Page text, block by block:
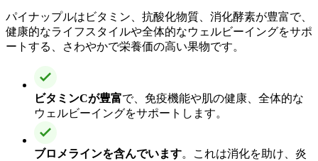
パイナップルはビタミン、抗酸化物質、消化酵素が豊富で、
健康的なライフスタイルや全体的なウェルビーイングをサポ
ートする、さわやかで栄養価の高い果物です。
ビタミンCが豊富で、免疫機能や肌の健康、全体的な
ウェルビーイングをサポートします。
ブロメラインを含んでいます。これは消化を助け、炎